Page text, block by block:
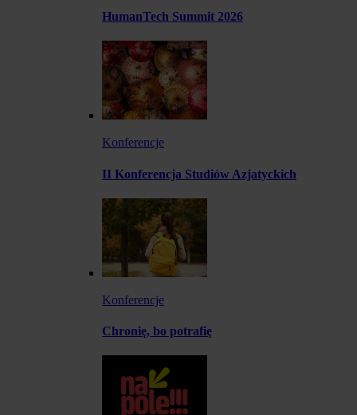
HumanTech Summit 2026
Konferencje
II Konferencja Studiów Azjatyckich
Konferencje
Chronię, bo potrafię